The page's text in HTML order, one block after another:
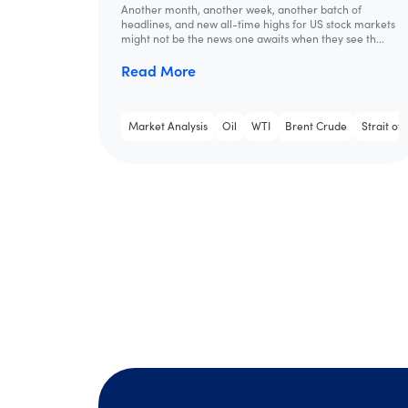
Another month, another week, another batch of
headlines, and new all-time highs for US stock markets
might not be the news one awaits when they see th...
Read More
Market Analysis Oil WTI Brent Crude Strait of